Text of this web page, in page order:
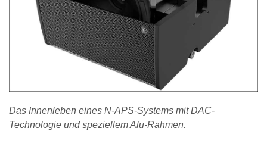
Das Innenleben eines N-APS-Systems mit DAC-
Technologie und speziellem Alu-Rahmen.